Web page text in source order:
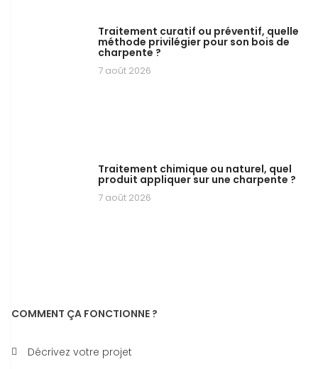
Traitement curatif ou préventif, quelle
méthode privilégier pour son bois de
charpente ?
7 août 2026
Traitement chimique ou naturel, quel
produit appliquer sur une charpente ?
7 août 2026
COMMENT ÇA FONCTIONNE ?
Décrivez votre projet